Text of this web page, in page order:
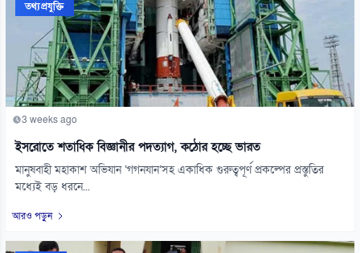
তথ্যপ্রযুক্তি
3 weeks ago
ইসরোতে শতাধিক বিজ্ঞানীর পদত্যাগ, কঠোর হচ্ছে ভারত
মানুষবাহী মহাকাশ অভিযান ‘গগনযান’সহ একাধিক গুরুত্বপূর্ণ প্রকল্পের প্রস্তুতির
মধ্যেই বড় ধরনে...
আরও পড়ুন